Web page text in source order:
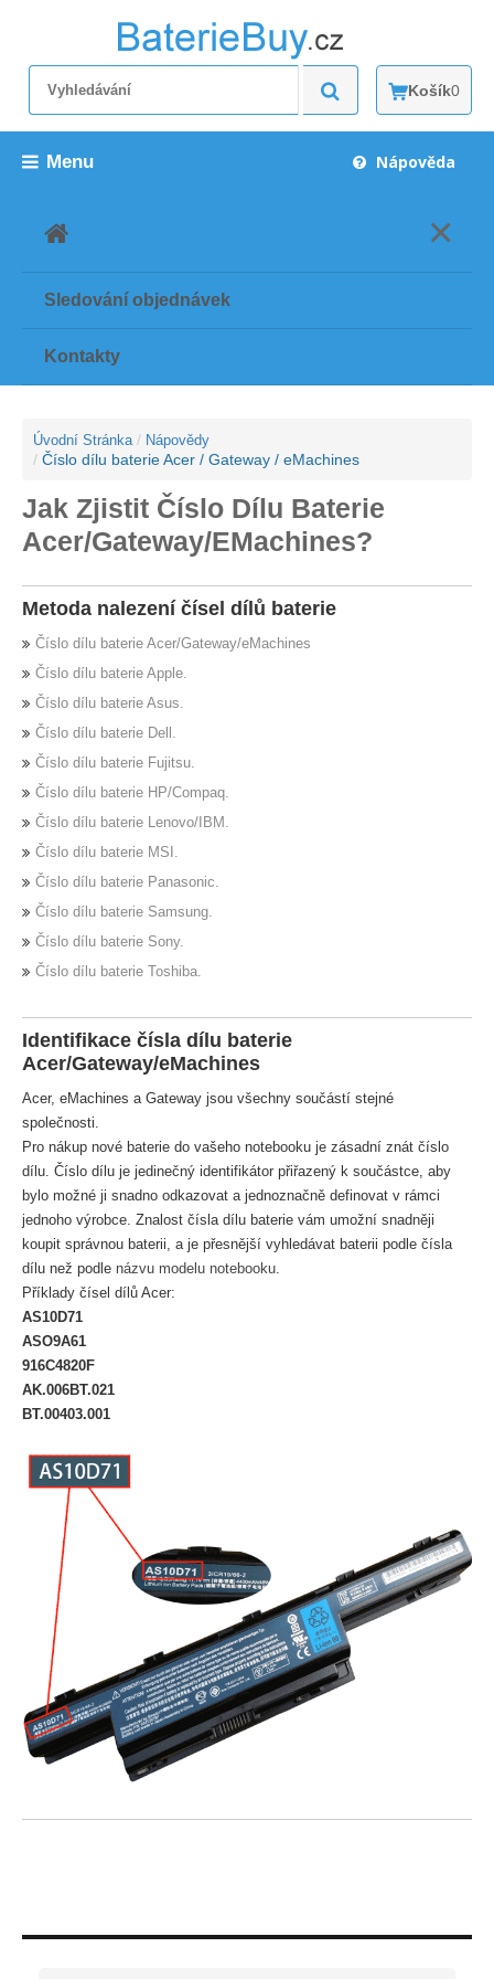
Košík0
Menu
×
Sledování objednávek
Kontakty
Nápověda
Úvodní Stránka Nápovědy
Číslo dílu baterie Acer / Gateway / eMachines
Jak Zjistit Číslo Dílu Baterie
Acer/Gateway/eMachines?
Metoda nalezení čísel dílů baterie
Číslo dílu baterie Acer/Gateway/eMachines
Číslo dílu baterie Apple.
Číslo dílu baterie Asus.
Číslo dílu baterie Dell.
Číslo dílu baterie Fujitsu.
Číslo dílu baterie HP/Compaq.
Číslo dílu baterie Lenovo/IBM.
Číslo dílu baterie MSI.
Číslo dílu baterie Panasonic.
Číslo dílu baterie Samsung.
Číslo dílu baterie Sony.
Číslo dílu baterie Toshiba.
Identifikace čísla dílu baterie
Acer/Gateway/eMachines
Acer, eMachines a Gateway jsou všechny součástí stejné
společnosti.
Pro nákup nové baterie do vašeho notebooku je zásadní znát číslo
dílu. Číslo dílu je jedinečný identifikátor přiřazený k součástce, aby
bylo možné ji snadno odkazovat a jednoznačně definovat v rámci
jednoho výrobce. Znalost čísla dílu baterie vám umožní snadněji
koupit správnou baterii, a je přesnější vyhledávat baterii podle čísla
dílu než podle názvu modelu notebooku.
Příklady čísel dílů Acer:
AS10D71
ASO9A61
916C4820F
AK.006BT.021
BT.00403.001